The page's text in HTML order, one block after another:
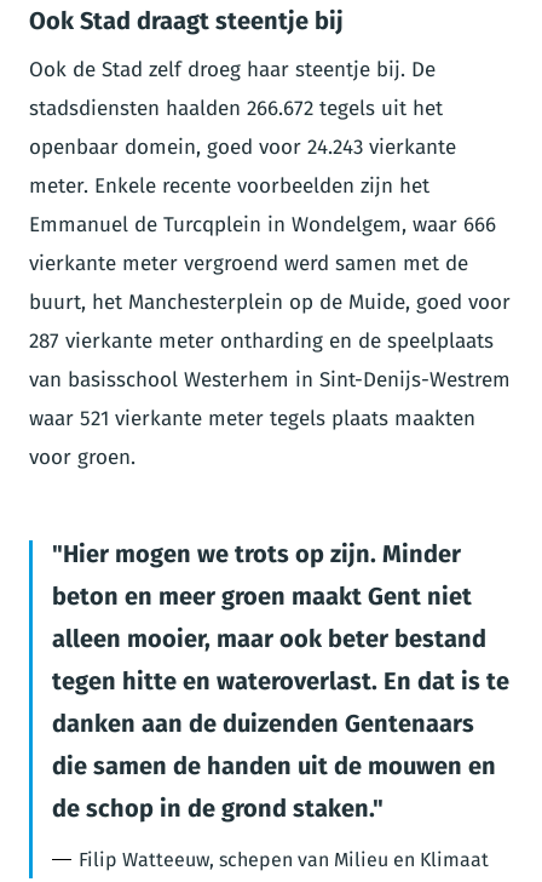
Ook Stad draagt steentje bij
Ook de Stad zelf droeg haar steentje bij. De
stadsdiensten haalden 266.672 tegels uit het
openbaar domein, goed voor 24.243 vierkante
meter. Enkele recente voorbeelden zijn het
Emmanuel de Turcqplein in Wondelgem, waar 666
vierkante meter vergroend werd samen met de
buurt, het Manchesterplein op de Muide, goed voor
287 vierkante meter ontharding en de speelplaats
van basisschool Westerhem in Sint-Denijs-Westrem
waar 521 vierkante meter tegels plaats maakten
voor groen.
Hier mogen we trots op zijn. Minder
beton en meer groen maakt Gent niet
alleen mooier, maar ook beter bestand
tegen hitte en wateroverlast. En dat is te
danken aan de duizenden Gentenaars
die samen de handen uit de mouwen en
de schop in de grond staken.
Filip Watteeuw, schepen van Milieu en Klimaat